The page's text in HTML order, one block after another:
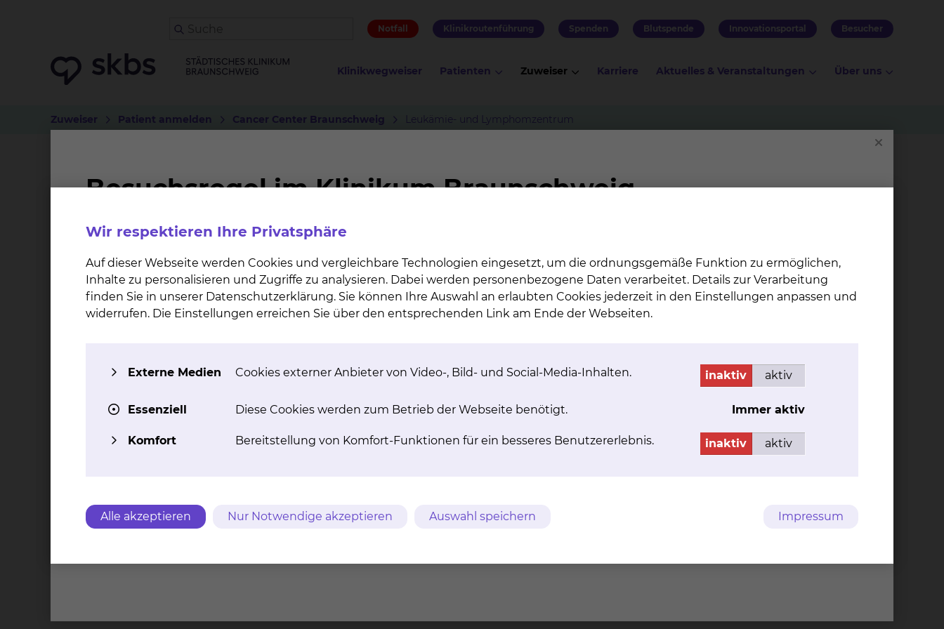
Notfall Klinikroutenführung Spenden Blutspende Innovationsportal Besucher
Klinikwegweiser Patienten Zuweiser Karriere Aktuelles & Veranstaltungen Über uns
Zuweiser Patient anmelden Cancer Center Braunschweig Leukämie- und Lymphomzentrum
Leukämie- und Lymphomzentrum
Das Leukämie- und Lymphomzentrum ist ein hoch qualifiziertes Zentrum für die Früherkennung, Diagnostik und Therapie von Leukämien,
Lymphomen und Plasmozytomen. Durch die enge Zusammenarbeit von Ärztinnen und Ärzten sowie Pflegekräften unterschiedlicher
Fachrichtungen wird eine Tumordiagnostik und -therapie auf neuestem wissenschaftlichem Stand sichergestellt. In einer wöchentlichen
Tumorkonferenz werden für die Patientinnen und Patienten, basierend auf den aktuellen Leitlinien, individuell angepasste Therapieempfehlungen
hinaus vermitteln wir Kontakte zu Selbsthilfegruppen.
Hier finden Sie weitere Informationen zur Tumorkonferenz Leukämie- und Lymphomzentrum
Wir respektieren Ihre Privatsphäre
Auf dieser Webseite werden Cookies und vergleichbare Technologien eingesetzt, um die ordnungsgemäße Funktion zu ermöglichen,
Inhalte zu personalisieren und Zugriffe zu analysieren. Dabei werden personenbezogene Daten verarbeitet. Details zur Verarbeitung
finden Sie in unserer Datenschutzerklärung. Sie können Ihre Auswahl an erlaubten Cookies jederzeit in den Einstellungen anpassen und
widerrufen. Die Einstellungen erreichen Sie über den entsprechenden Link am Ende der Webseiten.
Externe Medien Cookies externer Anbieter von Video-, Bild- und Social-Media-Inhalten. inaktiv aktiv
Essenziell Diese Cookies werden zum Betrieb der Webseite benötigt. Immer aktiv
Komfort Bereitstellung von Komfort-Funktionen für ein besseres Benutzererlebnis. inaktiv aktiv
Alle akzeptieren Nur Notwendige akzeptieren Auswahl speichern Impressum